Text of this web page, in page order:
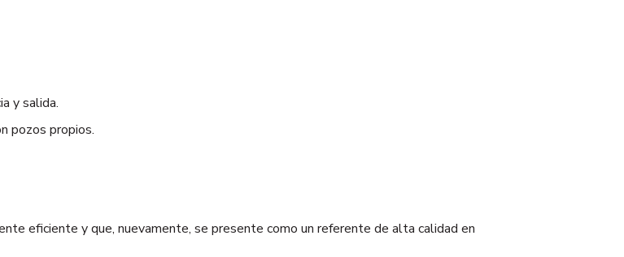
y salida.
pozos propios.
eficiente y que, nuevamente, se presente como un referente de alta calidad en